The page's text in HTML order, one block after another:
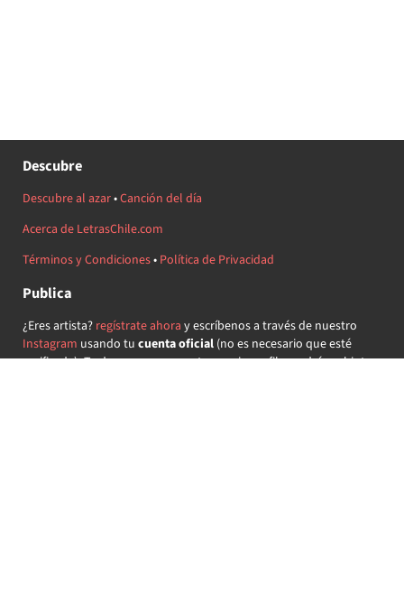
Descubre
Descubre al azar•Canción del día
Acerca de LetrasChile.com
Términos y Condiciones• Política de Privacidad
Publica
¿Eres artista? regístrate ahora y escríbenos a través de nuestro
Instagram usando tu cuenta oficial(no es necesario que esté
verificada) ¡Te daremos acceso a tu propio perfil y podrás subir tus